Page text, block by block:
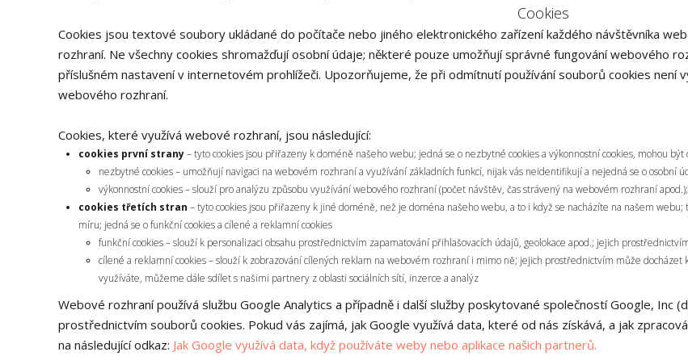
Cookies
Cookies jsou textové soubory ukládané do počítače nebo jiného elektronického zařízení každého návštěvníka
rozhraní. Ne všechny cookies shromažďují osobní údaje; některé pouze umožňují správné fungování webového
příslušném nastavení v internetovém prohlížeči. Upozorňujeme, že při odmítnutí používání souborů cookies není
webového rozhraní.
Cookies, které využívá webové rozhraní, jsou následující:
cookies první strany– tyto cookies jsou přiřazeny k doméně našeho webu; jedná se o nezbytné cookies a výkonnostní cookies, mohou
nezbytné cookies – umožňují navigaci na webovém rozhraní a využívání základních funkcí, nijak vás neidentifikují a nejedná se o osobní
výkonnostní cookies – slouží pro analýzu způsobu využívání webového rozhraní (počet návštěv, čas strávený na webovém rozhraní
cookies třetích stran – tyto cookies jsou přiřazeny k jiné doméně, než je doména našeho webu, a to i když se nacházíte na našem
míru; jedná se o funkční cookies a cílené a reklamní cookies
funkční cookies – slouží k personalizaci obsahu prostřednictvím zapamatování přihlašovacích údajů, geolokace apod.; jejich
cílené a reklamní cookies – slouží k zobrazování cílených reklam na webovém rozhraní i mimo ně; jejich prostřednictvím může docházet
využíváte, můžeme dále sdílet s našimi partnery z oblasti sociálních sítí, inzerce a analýz
Webové rozhraní používá službu Google Analytics a případně i další služby poskytované společností Google, Inc
prostřednictvím souborů cookies. Pokud vás zajímá, jak Google využívá data, které od nás získává, a jak
na následující odkaz: Jak Google využívá data, když používáte weby nebo aplikace našich partnerů.